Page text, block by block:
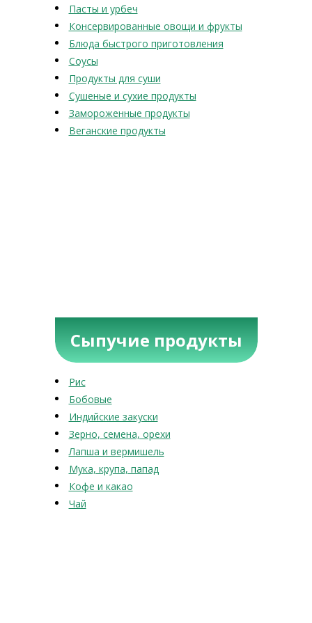
Пасты и урбеч
Консервированные овощи и фрукты
Блюда быстрого приготовления
Соусы
Продукты для суши
Сушеные и сухие продукты
Замороженные продукты
Веганские продукты
Сыпучие продукты
Рис
Бобовые
Индийские закуски
Зерно, семена, орехи
Лапша и вермишель
Мука, крупа, папад
Кофе и какао
Чай